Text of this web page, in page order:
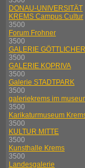
DONAU-UNIVERSITÄT
KREMS Campus Cultur
3500
Forum Frohner
3500
GALERIE GÖTTLICHER
3500
GALERIE KOPRIVA
3500
Galerie STADTPARK
3500
galeriekrems im
3500
Karikaturmuseum
3500
KULTUR MITTE
3500
Kunsthalle Krems
3500
Landesgalerie